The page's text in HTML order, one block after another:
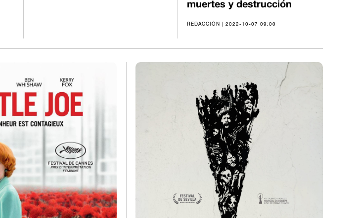
muertes y destrucción
REDACCIÓN | 2022-10-07 09:00